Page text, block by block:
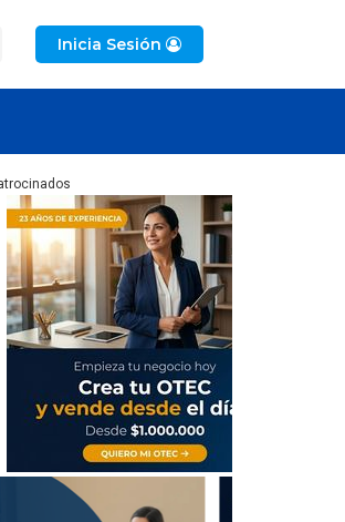
Inicia Sesión